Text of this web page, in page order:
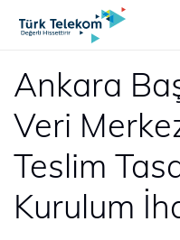
Ankara
Veri
Teslim
Kurulum